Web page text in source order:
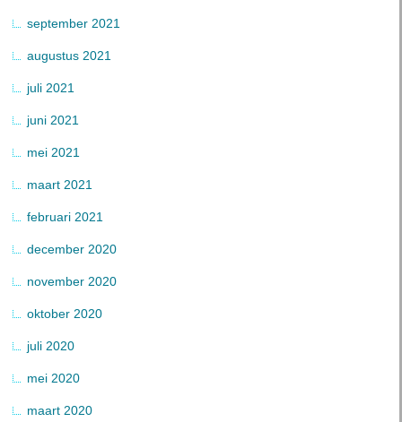
september 2021
augustus 2021
juli 2021
juni 2021
mei 2021
maart 2021
februari 2021
december 2020
november 2020
oktober 2020
juli 2020
mei 2020
maart 2020